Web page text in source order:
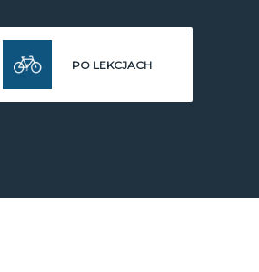
PO LEKCJACH